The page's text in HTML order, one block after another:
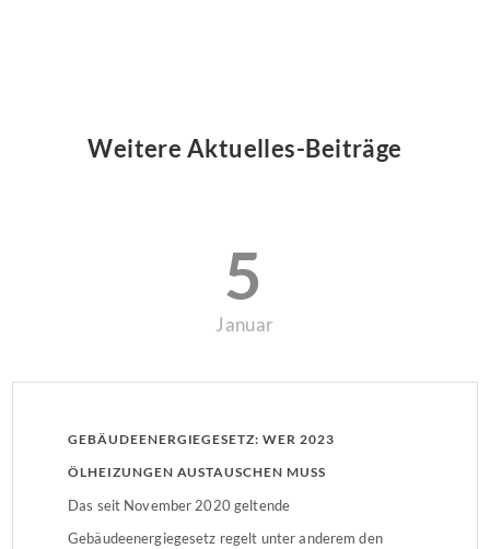
Weitere Aktuelles-Beiträge
5
Januar
GEBÄUDEENERGIEGESETZ: WER 2023
ÖLHEIZUNGEN AUSTAUSCHEN MUSS
Das seit November 2020 geltende
Gebäudeenergiegesetz regelt unter anderem den